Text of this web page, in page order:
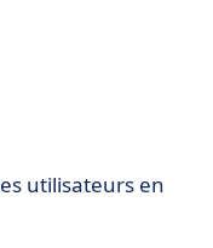
utilisateurs en